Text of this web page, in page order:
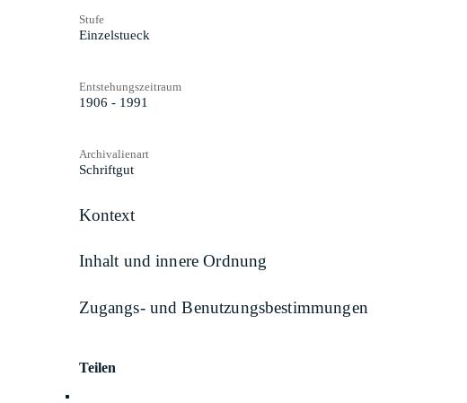
Stufe
Einzelstueck
Entstehungszeitraum
1906 - 1991
Archivalienart
Schriftgut
Kontext
Inhalt und innere Ordnung
Zugangs- und Benutzungsbestimmungen
Teilen